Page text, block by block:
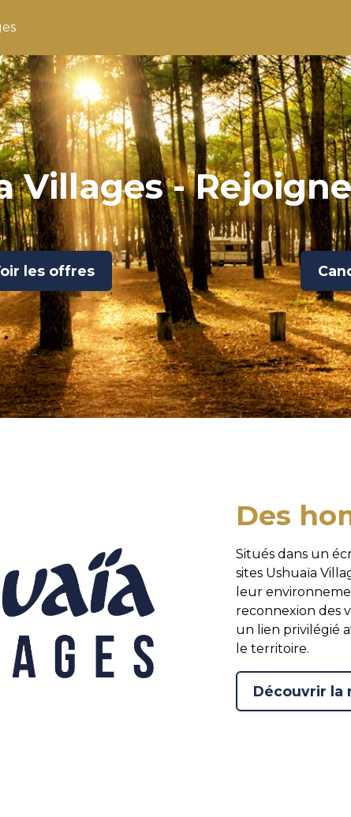
Villages -
les offres
Des
Situés dans un
sites Ushuaïa
leur
reconnexion des
un lien privilégié
le territoire.
Découvrir la